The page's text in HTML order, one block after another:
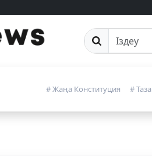
Сайттан іздеу
# Жаңа Конституция #